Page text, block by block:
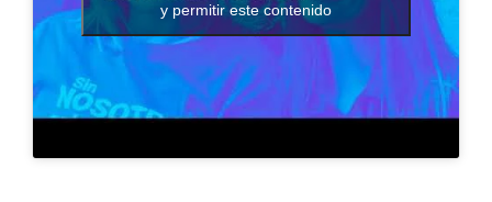
y permitir este contenido